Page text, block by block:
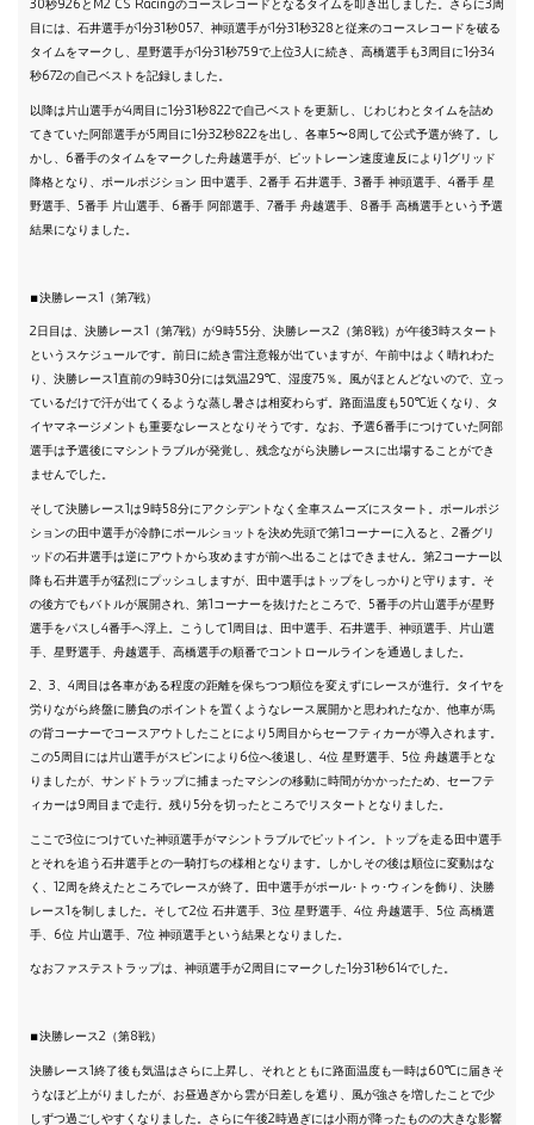
30秒926とM2 CS Racingのコースレコードとなるタイムを叩き出しました。さらに3周
目には、石井選手が1分31秒057、神頭選手が1分31秒328と従来のコースレコードを破る
タイムをマークし、星野選手が1分31秒759で上位3人に続き、高橋選手も3周目に1分34
秒672の自己ベストを記録しました。
以降は片山選手が4周目に1分31秒822で自己ベストを更新し、じわじわとタイムを詰め
てきていた阿部選手が5周目に1分32秒822を出し、各車5〜8周して公式予選が終了。し
かし、6番手のタイムをマークした舟越選手が、ピットレーン速度違反により1グリッド
降格となり、ポールポジション 田中選手、2番手 石井選手、3番手 神頭選手、4番手 星
野選手、5番手 片山選手、6番手 阿部選手、7番手 舟越選手、8番手 高橋選手という予選
結果になりました。
■決勝レース1（第7戦）
2日目は、決勝レース1（第7戦）が9時55分、決勝レース2（第8戦）が午後3時スタート
というスケジュールです。前日に続き雷注意報が出ていますが、午前中はよく晴れわた
り、決勝レース1直前の9時30分には気温29℃、湿度75％。風がほとんどないので、立っ
ているだけで汗が出てくるような蒸し暑さは相変わらず。路面温度も50℃近くなり、タ
イヤマネージメントも重要なレースとなりそうです。なお、予選6番手につけていた阿部
選手は予選後にマシントラブルが発覚し、残念ながら決勝レースに出場することができ
ませんでした。
そして決勝レース1は9時58分にアクシデントなく全車スムーズにスタート。ポールポジ
ションの田中選手が冷静にポールショットを決め先頭で第1コーナーに入ると、2番グリ
ッドの石井選手は逆にアウトから攻めますが前へ出ることはできません。第2コーナー以
降も石井選手が猛烈にプッシュしますが、田中選手はトップをしっかりと守ります。そ
の後方でもバトルが展開され、第1コーナーを抜けたところで、5番手の片山選手が星野
選手をパスし4番手へ浮上。こうして1周目は、田中選手、石井選手、神頭選手、片山選
手、星野選手、舟越選手、高橋選手の順番でコントロールラインを通過しました。
2、3、4周目は各車がある程度の距離を保ちつつ順位を変えずにレースが進行。タイヤを
労りながら終盤に勝負のポイントを置くようなレース展開かと思われたなか、他車が馬
の背コーナーでコースアウトしたことにより5周目からセーフティカーが導入されます。
この5周目には片山選手がスピンにより6位へ後退し、4位 星野選手、5位 舟越選手とな
りましたが、サンドトラップに捕まったマシンの移動に時間がかかったため、セーフテ
ィカーは9周目まで走行。残り5分を切ったところでリスタートとなりました。
ここで3位につけていた神頭選手がマシントラブルでピットイン。トップを走る田中選手
とそれを追う石井選手との一騎打ちの様相となります。しかしその後は順位に変動はな
く、12周を終えたところでレースが終了。田中選手がポール･トゥ･ウィンを飾り、決勝
レース1を制しました。そして2位 石井選手、3位 星野選手、4位 舟越選手、5位 高橋選
手、6位 片山選手、7位 神頭選手という結果となりました。
なおファステストラップは、神頭選手が2周目にマークした1分31秒614でした。
■決勝レース2（第8戦）
決勝レース1終了後も気温はさらに上昇し、それとともに路面温度も一時は60℃に届きそ
うなほど上がりましたが、お昼過ぎから雲が日差しを遮り、風が強さを増したことで少
しずつ過ごしやすくなりました。さらに午後2時過ぎには小雨が降ったものの大きな影響